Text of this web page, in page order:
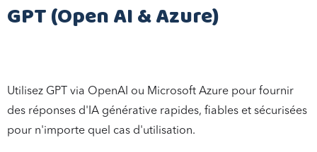
GPT (Open AI & Azure)
Utilisez GPT via OpenAI ou Microsoft Azure pour fournir
des réponses d'IA générative rapides, fiables et sécurisées
pour n'importe quel cas d'utilisation.